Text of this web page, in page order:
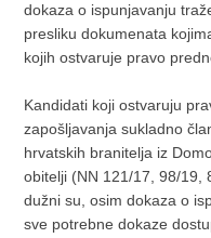
dokaza o ispunjavanju
presliku dokumenata
kojih ostvaruje pravo
Kandidati koji ostvaruju
zapošljavanja sukladno
hrvatskih branitelja iz
obitelji (NN 121/17, 98/19,
dužni su, osim dokaza o
sve potrebne dokaze